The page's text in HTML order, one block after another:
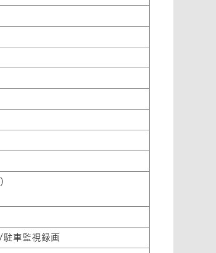
車監視録画